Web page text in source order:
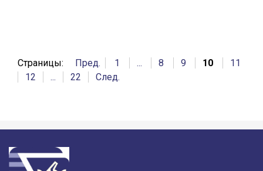
Страницы: Пред. 1 ... 8 9 10
11
12
... 22 След.